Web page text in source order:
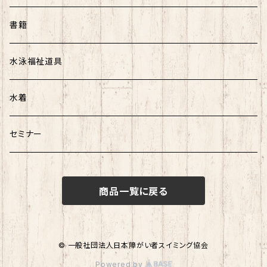
書籍
水泳福祉道具
水着
セミナー
商品一覧に戻る
© 一般社団法人日本障がい者スイミング協会
Powered by